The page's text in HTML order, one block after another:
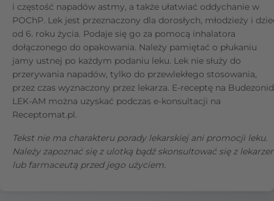
i częstość napadów astmy, a także ułatwiać oddychanie w
POChP. Lek jest przeznaczony dla dorosłych, młodzieży i
od 6. roku życia. Podaje się go za pomocą inhalatora
dołączonego do opakowania. Należy pamiętać o płukaniu
jamy ustnej po każdym podaniu leku. Lek nie służy do
przerywania napadów, tylko do przewlekłego stosowania,
przez czas wyznaczony przez lekarza. E-receptę na Budezonid
LEK-AM można uzyskać podczas e-konsultacji na
Receptomat.pl.
Tekst nie ma charakteru porady lekarskiej ani promocji leku.
Należy zapoznać się z ulotką bądź skonsultować się z
lub farmaceutą przed jego użyciem.